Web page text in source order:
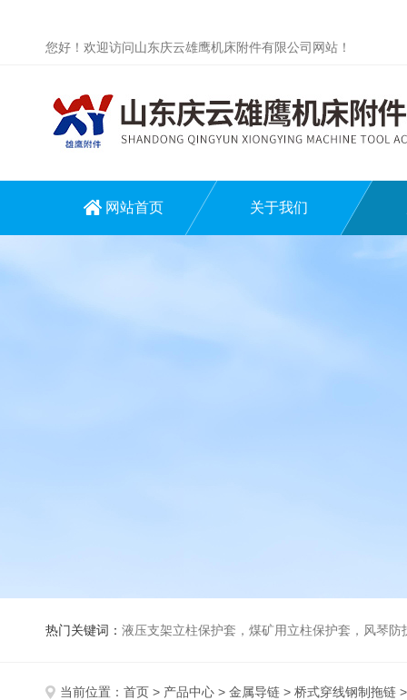
您好！欢迎访问山东庆云雄鹰机床附件有限公司网站！
网站首页 关于我们
热门关键词： 液压支架立柱保护套，煤矿用立柱保护套，风琴
当前位置： 首页 > 产品中心 > 金属导链 > 桥式穿线钢制拖链